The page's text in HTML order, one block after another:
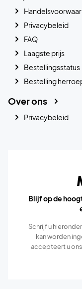
Privacybeleid
FAQ
Laagste prijs
Bestellingsstatus
Bestelling
Over ons
Privacybeleid
Blijf op de
Schrijf u
kan worden
accepteert u ons